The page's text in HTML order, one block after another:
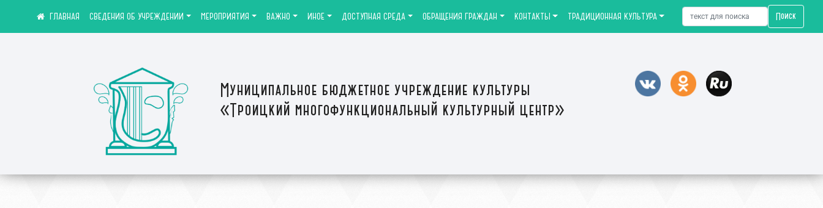
Муниципальное бюджетное учреждение культуры
«Троицкий многофункциональный культурный центр»
СВЕДЕНИЯ ОБ УЧРЕЖДЕНИИ МЕРОПРИЯТИЯ ВАЖНО ИНОЕ ДОСТУПНАЯ СРЕДА ОБРАЩЕНИЯ ГРАЖДАН КОНТАКТЫ ТРАДИЦИОННАЯ КУЛЬТУРА Поиск